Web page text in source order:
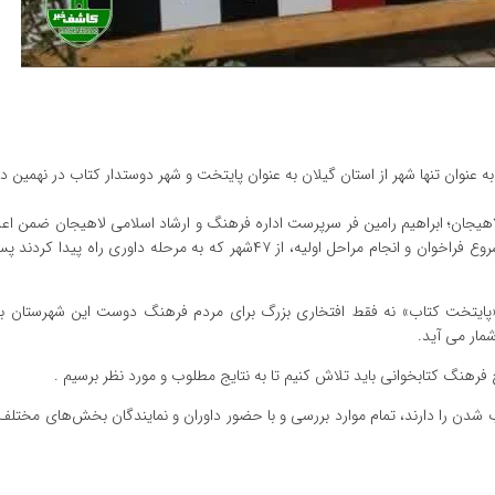
تنها شهر از استان گیلان به عنوان پایتخت و شهر دوستدار کتاب در نهمین
ابراهیم رامین فر سرپرست اداره فرهنگ و ارشاد اسلامی لاهیجان ضمن
افزود: در نهمین دوره انتخاب و معرفی پایتخت کتاب ایران بعد از شروع فراخوان و انجام مراحل اولیه، از ۴۷شهر که به
کتاب» نه فقط افتخاری بزرگ برای مردم فرهنگ دوست این
می آید.
کتابخوانی باید تلاش کنیم تا به نتایج مطلوب و مورد نظر برسیم .
را دارند، تمام موارد بررسی و با حضور داوران و نمایندگان بخش‌های